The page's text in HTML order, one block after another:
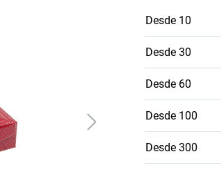
Desde 10
Desde 30
Desde 60
Desde 100
Desde 300